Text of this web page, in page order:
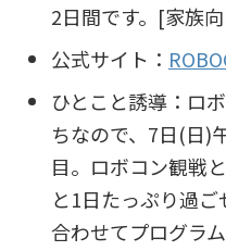
2日間です。[家族
公式サイト：
ひとこと誘導：ロ
ちなので、7日(日)
目。ロボコン観戦
と1日たっぷり過
合わせてプログラ